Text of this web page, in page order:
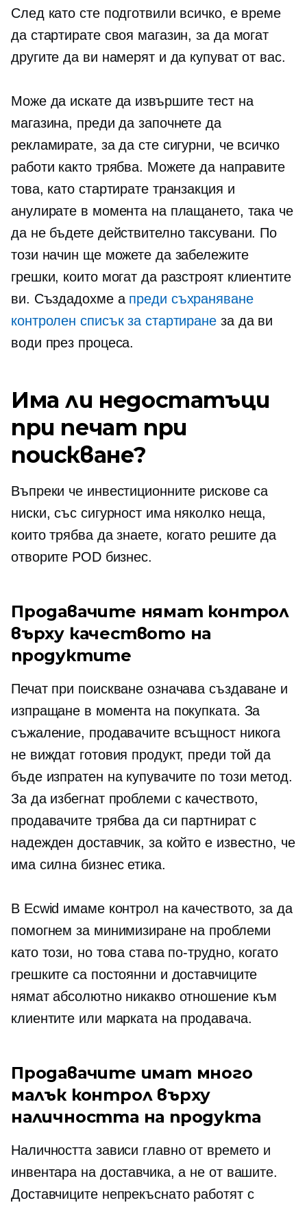
След като сте подготвили всичко, е време
да стартирате своя магазин, за да могат
другите да ви намерят и да купуват от вас.
Може да искате да извършите тест на
магазина, преди да започнете да
рекламирате, за да сте сигурни, че всичко
работи както трябва. Можете да направите
това, като стартирате транзакция и
анулирате в момента на плащането, така че
да не бъдете действително таксувани. По
този начин ще можете да забележите
грешки, които могат да разстроят клиентите
ви. Създадохме a преди съхраняване
контролен списък за стартиране за да ви
води през процеса.
Има ли недостатъци
при печат при
поискване?
Въпреки че инвестиционните рискове са
ниски, със сигурност има няколко неща,
които трябва да знаете, когато решите да
отворите POD бизнес.
Продавачите нямат контрол
върху качеството на
продуктите
Печат при поискване означава създаване и
изпращане в момента на покупката. За
съжаление, продавачите всъщност никога
не виждат готовия продукт, преди той да
бъде изпратен на купувачите по този метод.
За да избегнат проблеми с качеството,
продавачите трябва да си партнират с
надежден доставчик, за който е известно, че
има силна бизнес етика.
В Ecwid имаме контрол на качеството, за да
помогнем за минимизиране на проблеми
като този, но това става по-трудно, когато
грешките са постоянни и доставчиците
нямат абсолютно никакво отношение към
клиентите или марката на продавача.
Продавачите имат много
малък контрол върху
наличността на продукта
Наличността зависи главно от времето и
инвентара на доставчика, а не от вашите.
Доставчиците непрекъснато работят с